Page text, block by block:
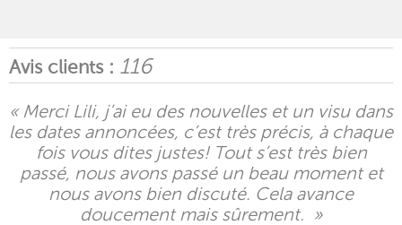
Avis clients : 116
« Merci Lili, j’ai eu des nouvelles et un visu dans
les dates annoncées, c’est très précis, à chaque
fois vous dites justes! Tout s’est très bien
passé, nous avons passé un beau moment et
nous avons bien discuté. Cela avance
doucement mais sûrement. »